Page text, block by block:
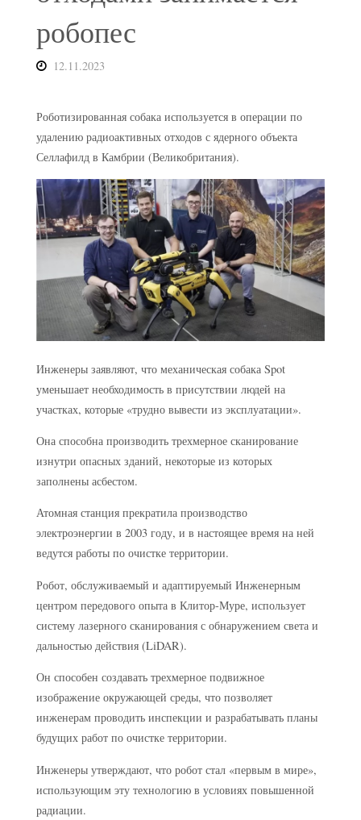
робопес
12.11.2023
Роботизированная собака используется в операции по
удалению радиоактивных отходов с ядерного объекта
Селлафилд в Камбрии (Великобритания).
Инженеры заявляют, что механическая собака Spot
уменьшает необходимость в присутствии людей на
участках, которые «трудно вывести из эксплуатации».
Она способна производить трехмерное сканирование
изнутри опасных зданий, некоторые из которых
заполнены асбестом.
Атомная станция прекратила производство
электроэнергии в 2003 году, и в настоящее время на ней
ведутся работы по очистке территории.
Робот, обслуживаемый и адаптируемый Инженерным
центром передового опыта в Клитор-Муре, использует
систему лазерного сканирования с обнаружением света и
дальностью действия (LiDAR).
Он способен создавать трехмерное подвижное
изображение окружающей среды, что позволяет
инженерам проводить инспекции и разрабатывать планы
будущих работ по очистке территории.
Инженеры утверждают, что робот стал «первым в мире»,
использующим эту технологию в условиях повышенной
радиации.